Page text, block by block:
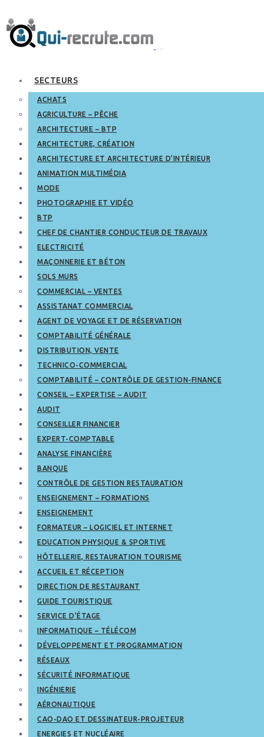
SECTEURS
ACHATS
AGRICULTURE – PÊCHE
ARCHITECTURE – BTP
ARCHITECTURE, CRÉATION
ARCHITECTURE ET ARCHITECTURE D’INTÉRIEUR
ANIMATION MULTIMÉDIA
MODE
PHOTOGRAPHIE ET VIDÉO
BTP
CHEF DE CHANTIER CONDUCTEUR DE TRAVAUX
ELECTRICITÉ
MAÇONNERIE ET BÉTON
SOLS MURS
COMMERCIAL – VENTES
ASSISTANAT COMMERCIAL
AGENT DE VOYAGE ET DE RÉSERVATION
COMPTABILITÉ GÉNÉRALE
DISTRIBUTION, VENTE
TECHNICO-COMMERCIAL
COMPTABILITÉ – CONTRÔLE DE GESTION-FINANCE
CONSEIL – EXPERTISE – AUDIT
AUDIT
CONSEILLER FINANCIER
EXPERT-COMPTABLE
ANALYSE FINANCIÈRE
BANQUE
CONTRÔLE DE GESTION RESTAURATION
ENSEIGNEMENT – FORMATIONS
ENSEIGNEMENT
FORMATEUR – LOGICIEL ET INTERNET
EDUCATION PHYSIQUE & SPORTIVE
HÔTELLERIE, RESTAURATION TOURISME
ACCUEIL ET RÉCEPTION
DIRECTION DE RESTAURANT
GUIDE TOURISTIQUE
SERVICE D’ÉTAGE
INFORMATIQUE – TÉLÉCOM
DÉVELOPPEMENT ET PROGRAMMATION
RÉSEAUX
SÉCURITÉ INFORMATIQUE
INGÉNIERIE
AÉRONAUTIQUE
CAO-DAO ET DESSINATEUR-PROJETEUR
ENERGIES ET NUCLÉAIRE